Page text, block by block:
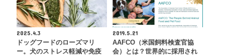
2025.4.3
ドッグフードのローズマリ
ー。犬のストレス軽減や免疫
2019.5.21
AAFCO（米国飼料検査官協
会）とは？世界的に採用され